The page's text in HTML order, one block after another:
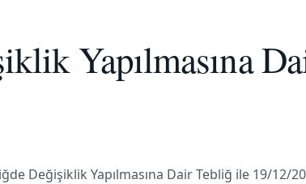
Yapılmasına
Değişiklik Yapılmasına Dair Tebliğ ile 19/12/